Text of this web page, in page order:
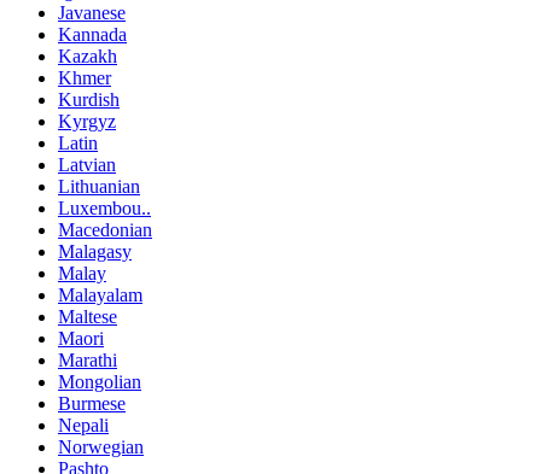
Javanese
Kannada
Kazakh
Khmer
Kurdish
Kyrgyz
Latin
Latvian
Lithuanian
Luxembou..
Macedonian
Malagasy
Malay
Malayalam
Maltese
Maori
Marathi
Mongolian
Burmese
Nepali
Norwegian
Pashto